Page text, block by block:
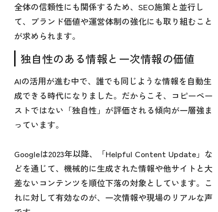
全体の信頼性にも関係するため、SEO施策と並行し
て、ブランド価値や運営体制の強化にも取り組むこと
が求められます。
独自性のある情報と一次情報の価値
AIの活用が進む中で、誰でも同じような情報を自動生
成できる時代になりました。だからこそ、コピーペー
ストではない「独自性」が評価される傾向が一層強ま
っています。
Googleは2023年以降、「Helpful Content Update」な
どを通じて、機械的に生成された情報や他サイトと大
差ないコンテンツを順位下落の対象としています。こ
れに対して有効なのが、一次情報や現場のリアルな声